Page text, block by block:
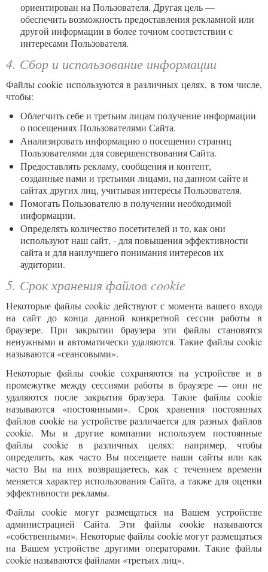
ориентирован на Пользователя. Другая цель —
обеспечить возможность предоставления рекламной или
другой информации в более точном соответствии с
интересами Пользователя.
4. Сбор и использование информации
Файлы cookie используются в различных целях, в том числе,
чтобы:
Облегчить себе и третьим лицам получение информации
о посещениях Пользователями Сайта.
Анализировать информацию о посещении страниц
Пользователями для совершенствования Сайта.
Предоставлять рекламу, сообщения и контент,
созданные нами и третьими лицами, на данном сайте и
сайтах других лиц, учитывая интересы Пользователя.
Помогать Пользователю в получении необходимой
информации.
Определять количество посетителей и то, как они
используют наш сайт, - для повышения эффективности
сайта и для наилучшего понимания интересов их
аудитории.
5. Срок хранения файлов cookie
Некоторые файлы cookie действуют с момента вашего входа
на сайт до конца данной конкретной сессии работы в
браузере. При закрытии браузера эти файлы становятся
ненужными и автоматически удаляются. Такие файлы cookie
называются «сеансовыми».
Некоторые файлы cookie сохраняются на устройстве и в
промежутке между сессиями работы в браузере — они не
удаляются после закрытия браузера. Такие файлы cookie
называются «постоянными». Срок хранения постоянных
файлов cookie на устройстве различается для разных файлов
cookie. Мы и другие компании используем постоянные
файлы cookie в различных целях: например, чтобы
определить, как часто Вы посещаете наши сайты или как
часто Вы на них возвращаетесь, как с течением времени
меняется характер использования Сайта, а также для оценки
эффективности рекламы.
Файлы cookie могут размещаться на Вашем устройстве
администрацией Сайта. Эти файлы cookie называются
«собственными». Некоторые файлы cookie могут размещаться
на Вашем устройстве другими операторами. Такие файлы
cookie называются файлами «третьих лиц».